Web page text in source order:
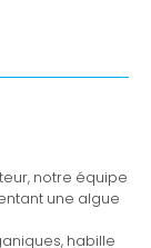
notre équipe
une algue
habille